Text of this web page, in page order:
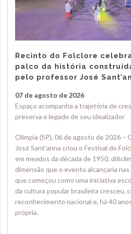
Recinto do Folclore
palco da história
pelo professor José
07 de agosto de 2026
Espaço acompanha a trajetória de
preserva o legado de seu idealizador
Olímpia (SP), 06 de agosto de 2026 –
José Sant’anna criou o Festival do
em meados da década de 1950,
dimensão que o evento alcançaria
que começou como uma iniciativa
da cultura popular brasileira cresceu,
reconhecimento nacional e, há 40
própria.